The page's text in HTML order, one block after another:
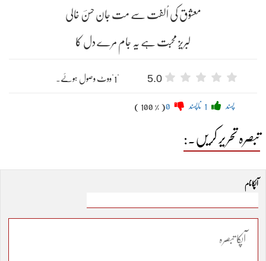
معشوق کی اُلفت سے مت جان حسنؔ خالی
لبریز محبت ہے یہ جام مرے دل کا
5.0 "1"ووٹ وصول ہوئے۔
پسند ناپسند ( 100 % )
تبصرہ تحریر کریں۔:
آپکا نام